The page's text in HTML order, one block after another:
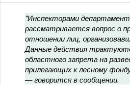
"Инспекторами
рассматривается вопрос о
отношении лиц,
Данные действия
областного запрета на
прилегающих к лесному
— говорится в сообщении.